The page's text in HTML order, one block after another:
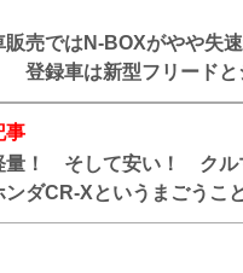
事
！ そして安い！ クル
ンダCR-Xというまごうこ
販売ではN-BOXがやや失
登録車は新型フリードと